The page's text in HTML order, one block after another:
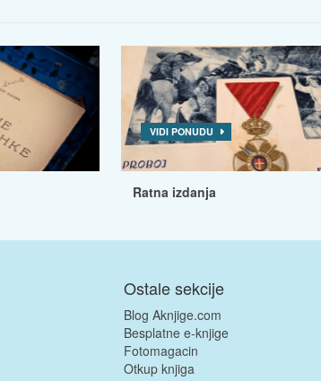
VIDI PONUDU
Ratna izdanja
Ostale sekcije
Blog Aknjige.com
Besplatne e-knjige
Fotomagacin
Otkup knjiga